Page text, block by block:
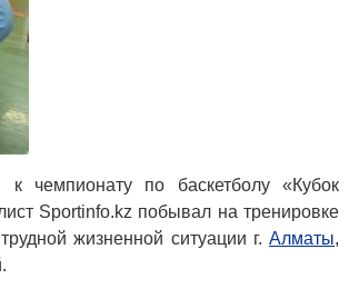
к чемпионату по баскетболу «Кубок
Sportinfo.kz побывал на тренировке
жизненной ситуации г. Алматы,